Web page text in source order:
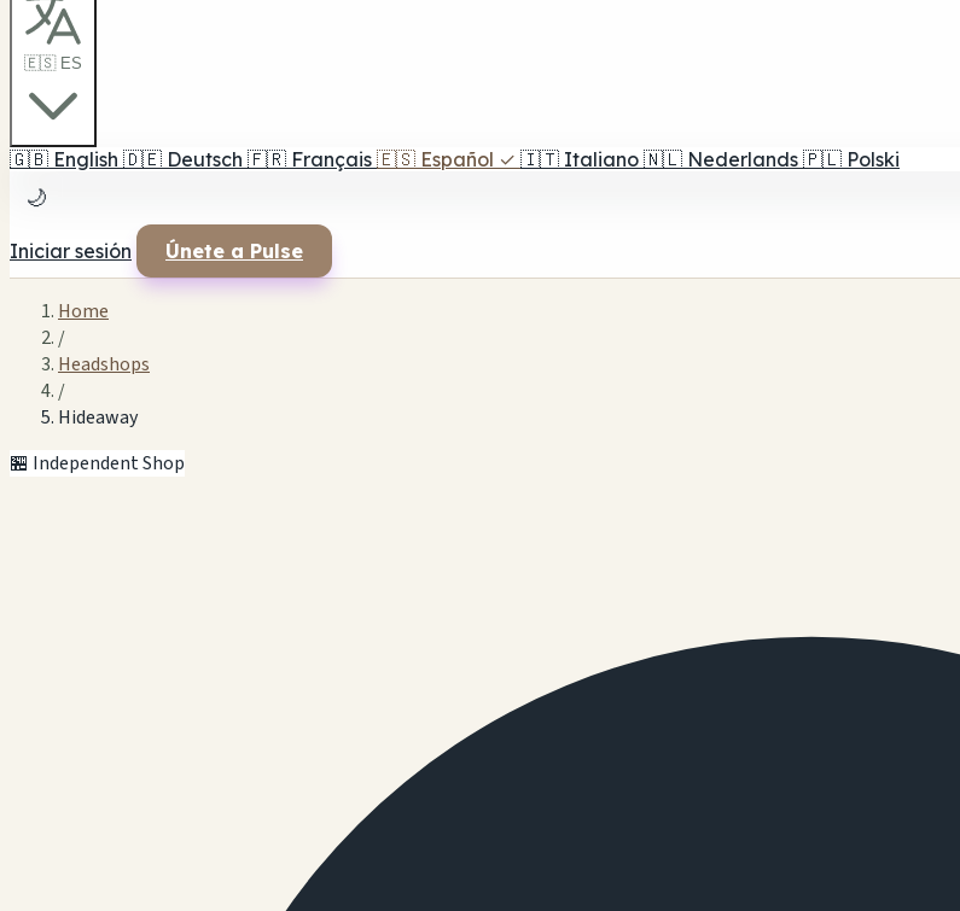
🇪🇸 ES
🇬🇧 English 🇩🇪 Deutsch 🇫🇷 Français 🇪🇸 Español ✓ 🇮🇹 Italiano 🇳🇱 Nederlands 🇵🇱 Polski
🌙
Iniciar sesión Únete a Pulse
Home
/
Headshops
/
Hideaway
🏪 Independent Shop